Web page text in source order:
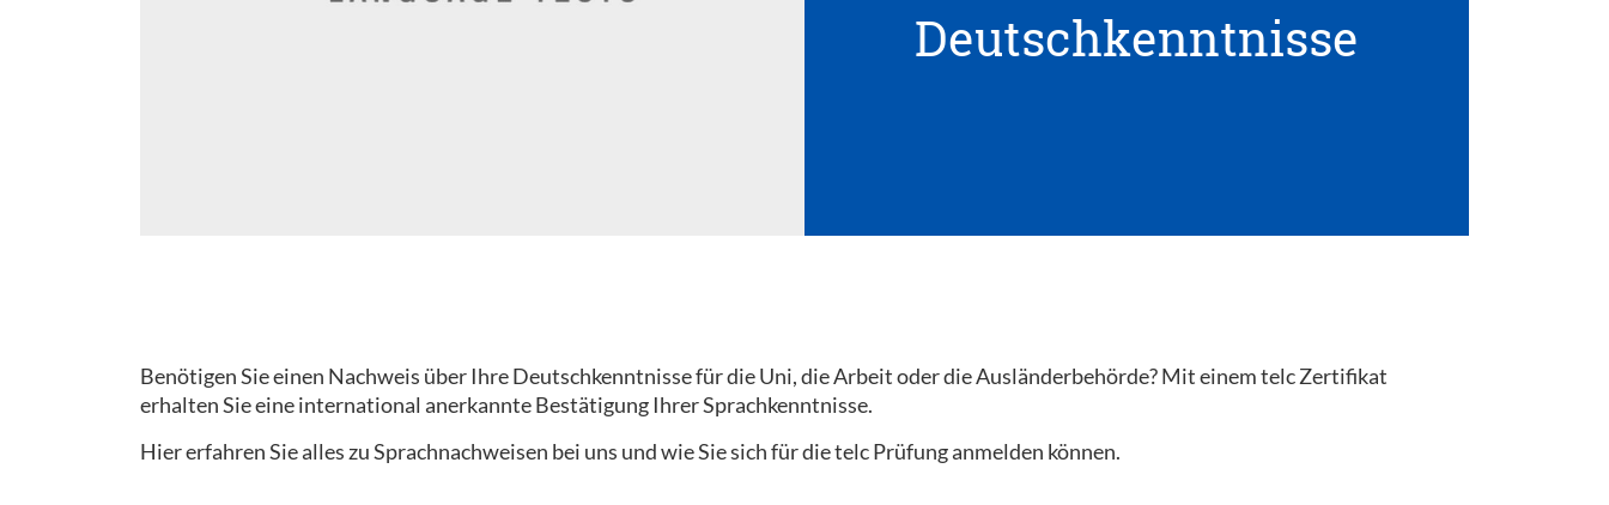
Deutschkenntnisse
Benötigen Sie einen Nachweis über Ihre Deutschkenntnisse für die Uni, die Arbeit oder die Ausländerbehörde? Mit einem telc Zertifikat
erhalten Sie eine international anerkannte Bestätigung Ihrer Sprachkenntnisse.
Hier erfahren Sie alles zu Sprachnachweisen bei uns und wie Sie sich für die telc Prüfung anmelden können.